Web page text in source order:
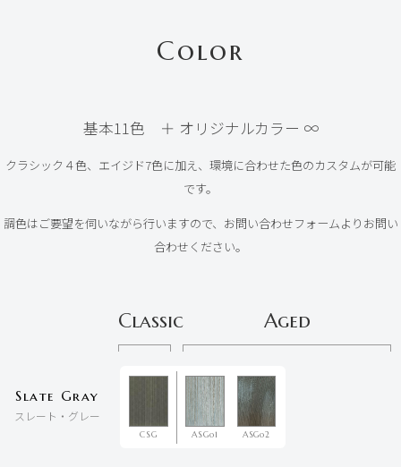
Color
基本11色 ＋ オリジナルカラー ∞
クラシック４色、エイジド7色に加え、環境に合わせた色のカスタムが可能
です。
調色はご要望を伺いながら行いますので、お問い合わせフォームよりお問い
合わせください。
Classic Aged
Slate Gray
スレート・グレー
CSG ASGo1 ASGo2